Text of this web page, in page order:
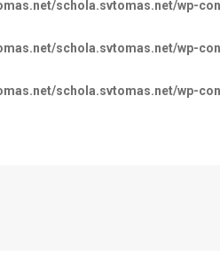
schola.svtomas.net/wp-
schola.svtomas.net/wp-
schola.svtomas.net/wp-